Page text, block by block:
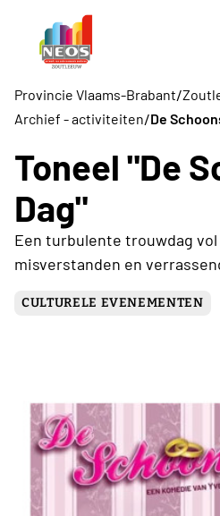
Provincie Vlaams-Brabant/
Archief - activiteiten/De
Toneel "De
Dag"
Een turbulente trouwdag
misverstanden en
CULTURELE EVENEMENTEN